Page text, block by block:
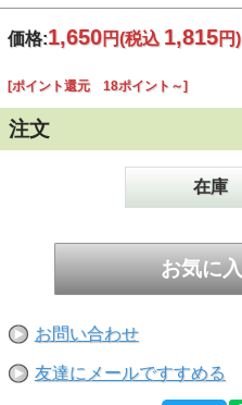
価格:1,650円(税込 1,815円)
[ポイント還元 18ポイント～]
注文
在庫
お問い合わせ
友達にメールですすめる